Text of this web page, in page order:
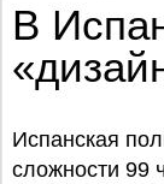
В
Испанская
сложности 99